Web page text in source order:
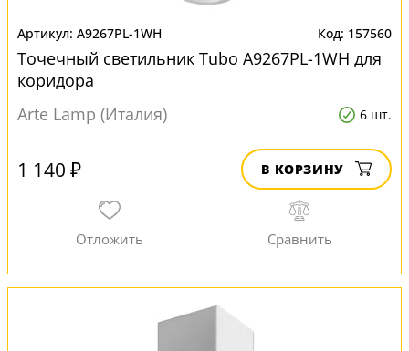
A9267PL-1WH 157560
Точечный светильник Tubo A9267PL-1WH для
коридора
Arte Lamp (Италия)
6 шт.
1 140 ₽ В КОРЗИНУ